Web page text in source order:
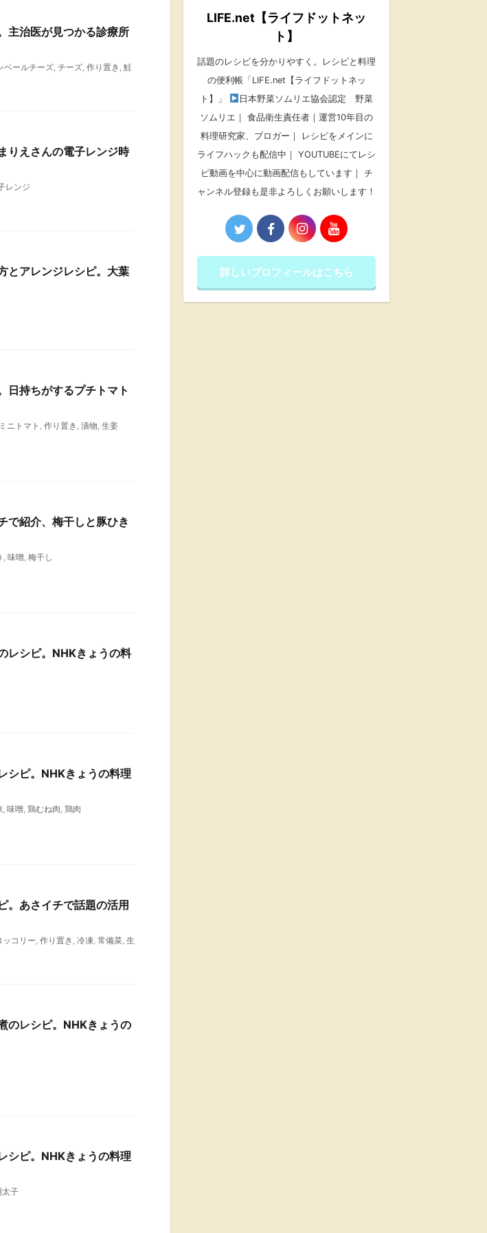
主治医が見つかる診療所
ベールチーズ, チーズ, 作り置き , 鮭
りえさんの電子レンジ時
レンジ
とアレンジレシピ。大葉
日持ちがするプチトマト
ミニトマト , 作り置き , 漬物, 生姜
で紹介、梅干しと豚ひき
, 味噌, 梅干し
レシピ。NHKきょうの料
シピ。NHKきょうの料理
味噌 鶏むね肉 鶏肉
。あさイチで話題の活用
ッコリー 作り置き 冷凍 常備菜 生
のレシピ。NHKきょうの
シピ。NHKきょうの料理
太子
LIFE.net【ライフドットネッ
ト】
話題のレシピを分かりやすく。レシピと料理
の便利帳「LIFE.net【ライフドットネッ
ト】」
日本野菜ソムリエ協会認定 野菜
ソムリエ｜ 食品衛生責任者｜運営10年目の
料理研究家、ブロガー｜ レシピをメインに
ライフハックも配信中｜ YOUTUBEにてレシ
ピ動画を中心に動画配信もしています｜ チ
ャンネル登録も是非よろしくお願いします！
詳しいプロフィールはこちら